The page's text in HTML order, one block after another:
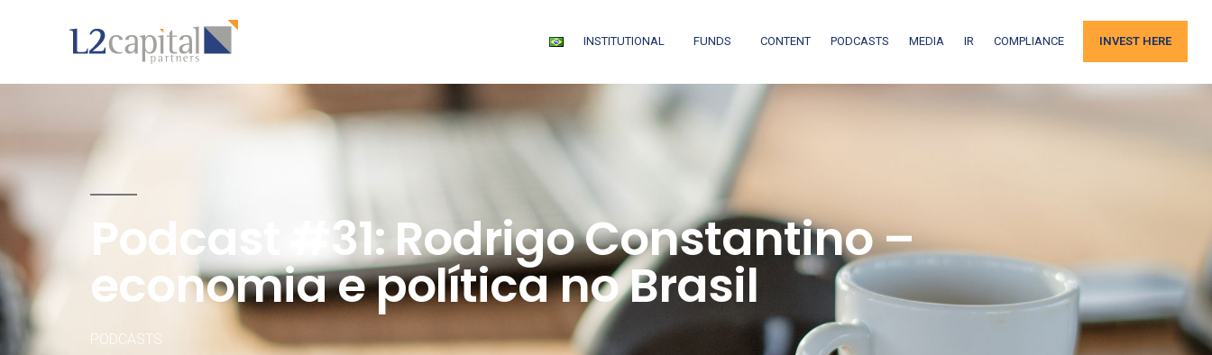
INSTITUTIONAL FUNDS CONTENT PODCASTS MEDIA IR COMPLIANCE INVEST HERE
Podcast #31: Rodrigo Constantino –
economia e política no Brasil
PODCASTS